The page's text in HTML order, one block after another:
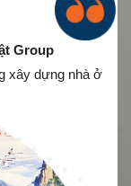
Group
xây dựng nhà ở